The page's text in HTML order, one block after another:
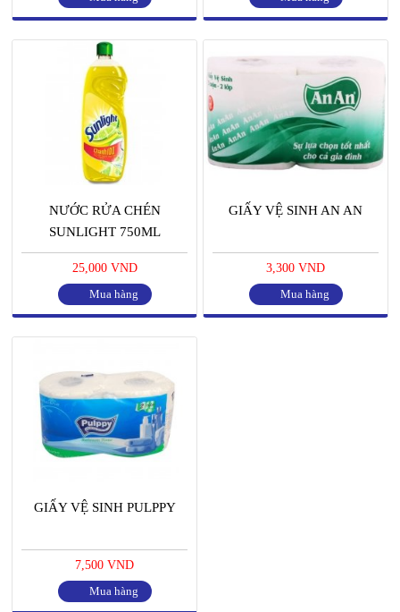
NƯỚC RỬA CHÉN
SUNLIGHT 750ML
25,000 VND
Mua hàng
GIẤY VỆ SINH AN AN
3,300 VND
Mua hàng
GIẤY VỆ SINH PULPPY
7,500 VND
Mua hàng